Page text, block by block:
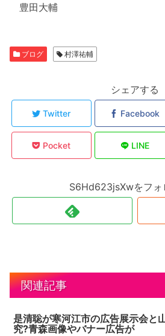
豊田大輔
ブログ 村澤祐輔
シェアする
Twitter Facebook
Pocket LINE
S6Hd623jsXwをフォ
関連記事
是清聡が寒河江市の広告展示会と
究?青森画像やバナー広告が